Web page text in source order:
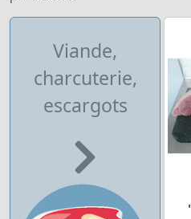
Viande,
charcuterie,
escargots